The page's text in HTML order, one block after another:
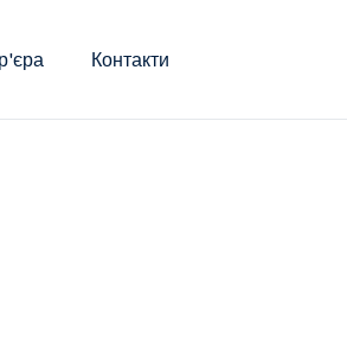
Контакти